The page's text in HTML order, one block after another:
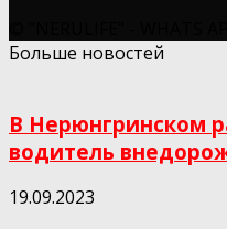
Больше новостей
В Нерюнгринском
водитель
19.09.2023